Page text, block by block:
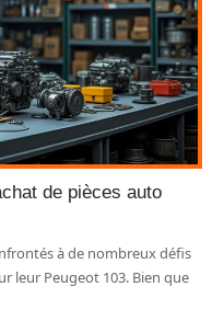
de pièces auto
à de nombreux défis
leur Peugeot 103. Bien que